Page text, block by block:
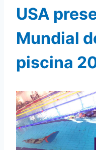
USA
Mundial
piscina